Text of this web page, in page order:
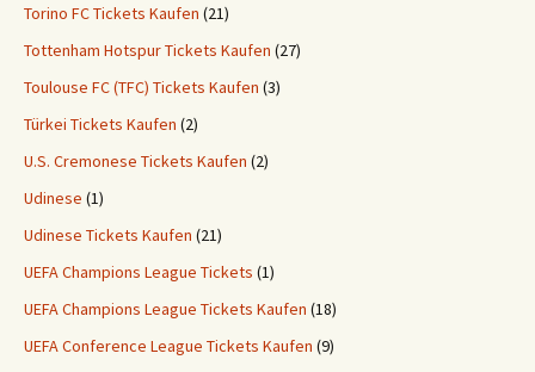
Torino FC Tickets Kaufen (21)
Tottenham Hotspur Tickets Kaufen (27)
Toulouse FC (TFC) Tickets Kaufen (3)
Türkei Tickets Kaufen (2)
U.S. Cremonese Tickets Kaufen (2)
Udinese (1)
Udinese Tickets Kaufen (21)
UEFA Champions League Tickets (1)
UEFA Champions League Tickets Kaufen (18)
UEFA Conference League Tickets Kaufen (9)